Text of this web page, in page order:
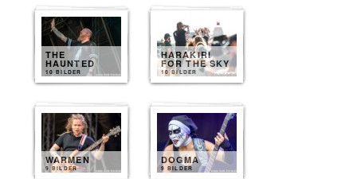
THE
HAUNTED
10 BILDER
HARAKIRI
FOR THE SKY
10 BILDER
WARMEN
9 BILDER
DOGMA
9 BILDER